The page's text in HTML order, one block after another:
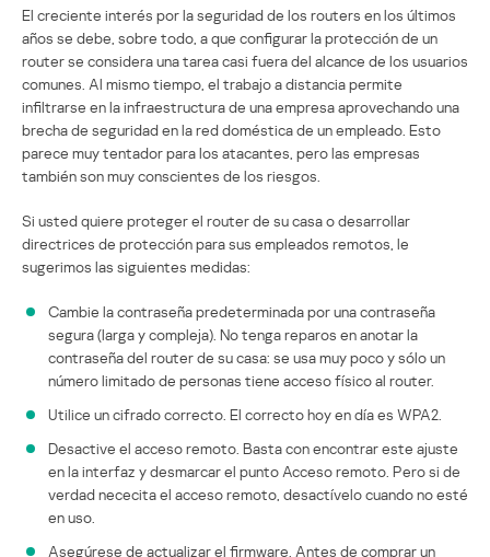
El creciente interés por la seguridad de los routers en los últimos
años se debe, sobre todo, a que configurar la protección de un
router se considera una tarea casi fuera del alcance de los usuarios
comunes. Al mismo tiempo, el trabajo a distancia permite
infiltrarse en la infraestructura de una empresa aprovechando una
brecha de seguridad en la red doméstica de un empleado. Esto
parece muy tentador para los atacantes, pero las empresas
también son muy conscientes de los riesgos.
Si usted quiere proteger el router de su casa o desarrollar
directrices de protección para sus empleados remotos, le
sugerimos las siguientes medidas:
Cambie la contraseña predeterminada por una contraseña
segura (larga y compleja). No tenga reparos en anotar la
contraseña del router de su casa: se usa muy poco y sólo un
número limitado de personas tiene acceso físico al router.
Utilice un cifrado correcto. El correcto hoy en día es WPA2.
Desactive el acceso remoto. Basta con encontrar este ajuste
en la interfaz y desmarcar el punto Acceso remoto. Pero si de
verdad nececita el acceso remoto, desactívelo cuando no esté
en uso.
Asegúrese de actualizar el firmware. Antes de comprar un